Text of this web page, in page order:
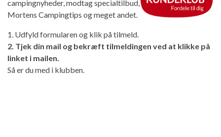
campingnyheder, modtag specialtilbud,
Mortens Campingtips og meget andet.
1. Udfyld formularen og klik på tilmeld.
2. Tjek din mail og bekræft tilmeldingen ved at klikke på
linket i mailen.
Så er du med i klubben.